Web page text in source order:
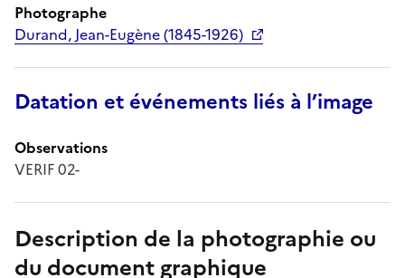
Photographe
Durand, Jean-Eugène (1845-1926)
Datation et événements liés à l’image
Observations
VERIF 02-
Description de la photographie ou
du document graphique